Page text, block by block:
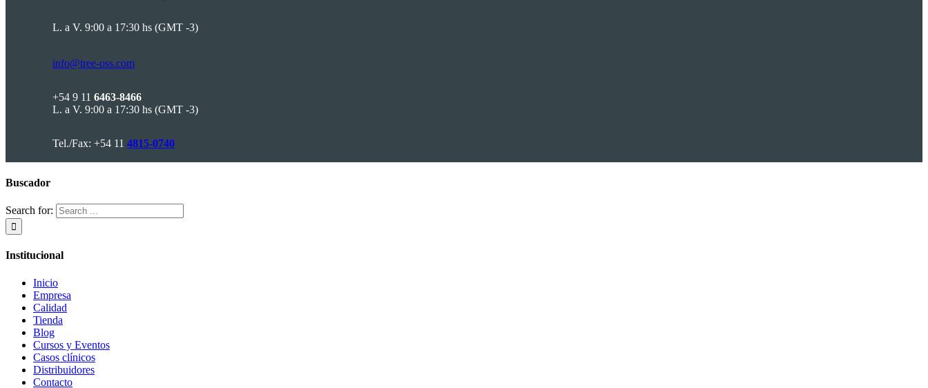
L. a V. 9:00 a 17:30 hs (GMT -3)
info@tree-oss.com
+54 9 11 6463-8466
L. a V. 9:00 a 17:30 hs (GMT -3)
Tel./Fax: +54 11 4815-0740
Buscador
Search for:
Institucional
Inicio
Empresa
Calidad
Tienda
Blog
Cursos y Eventos
Casos clínicos
Distribuidores
Contacto